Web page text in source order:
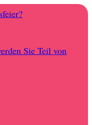
Sie Teil von